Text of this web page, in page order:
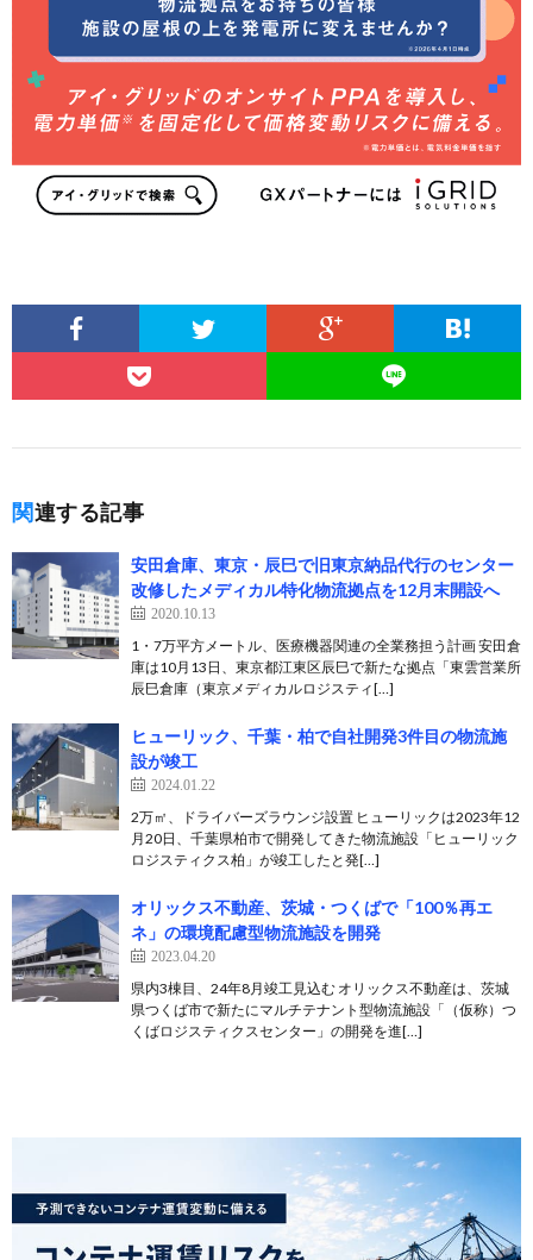
関連する記事
安田倉庫、東京・辰巳で旧東京納品代行のセンター
改修したメディカル特化物流拠点を12月末開設へ
2020.10.13
1・7万平方メートル、医療機器関連の全業務担う計画 安田倉
庫は10月13日、東京都江東区辰巳で新たな拠点「東雲営業所
辰巳倉庫（東京メディカルロジスティ[…]
ヒューリック、千葉・柏で自社開発3件目の物流施
設が竣工
2024.01.22
2万㎡、ドライバーズラウンジ設置 ヒューリックは2023年12
月20日、千葉県柏市で開発してきた物流施設「ヒューリック
ロジスティクス柏」が竣工したと発[…]
オリックス不動産、茨城・つくばで「100％再エ
ネ」の環境配慮型物流施設を開発
2023.04.20
県内3棟目、24年8月竣工見込む オリックス不動産は、茨城
県つくば市で新たにマルチテナント型物流施設「（仮称）つ
くばロジスティクスセンター」の開発を進[…]